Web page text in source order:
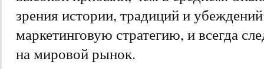
зрения истории, традиций и
маркетинговую стратегию, и всегда
на мировой рынок.